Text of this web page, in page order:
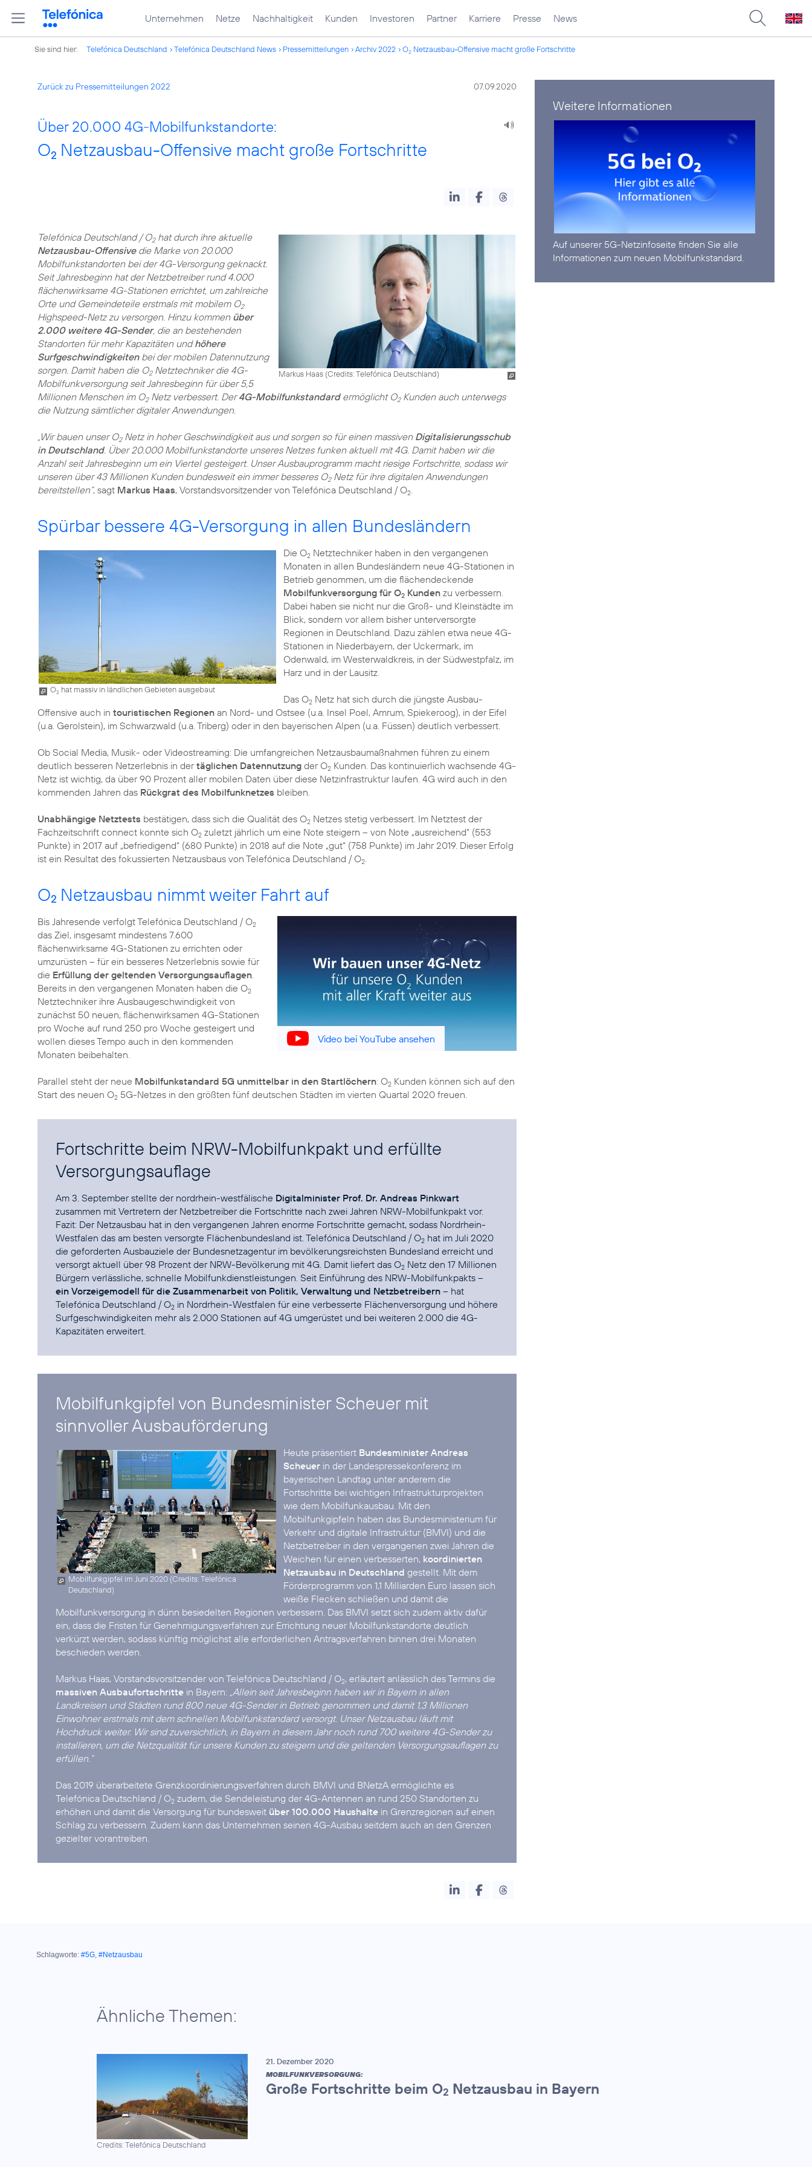
Unternehmen Netze Nachhaltigkeit Kunden Investoren Partner Karriere Presse News
Sie sind hier: Telefónica Deutschland Telefónica Deutschland News Pressemitteilungen Archiv 2022 O2 Netzausbau-Offensive macht große Fortschritte
Zurück zu Pressemitteilungen 2022 07.09.2020
Über 20.000 4G-Mobilfunkstandorte:
O2 Netzausbau-Offensive macht große Fortschritte
Markus Haas (Credits: Telefónica Deutschland)
Telefónica Deutschland / O2hat durch ihre aktuelle
Netzausbau-Offensivedie Marke von 20.000
Mobilfunkstandorten bei der 4G-Versorgung geknackt.
Seit Jahresbeginn hat der Netzbetreiber rund 4.000
flächenwirksame 4G-Stationen errichtet, um zahlreiche
Orte und Gemeindeteile erstmals mit mobilem O2
Highspeed-Netz zu versorgen. Hinzu kommen über
2.000 weitere 4G-Sender, die an bestehenden
Standorten für mehr Kapazitäten undhöhere
Surfgeschwindigkeitenbei der mobilen Datennutzung
sorgen. Damit haben die O2Netztechniker die 4G-
Mobilfunkversorgung seit Jahresbeginn für über 5,5
Millionen Menschen im O2Netz verbessert. Der4G-Mobilfunkstandardermöglicht O2Kunden auch unterwegs
die Nutzung sämtlicher digitaler Anwendungen.
„Wir bauen unser O2Netz in hoher Geschwindigkeit aus und sorgen so für einen massiven Digitalisierungsschub
in Deutschland. Über 20.000 Mobilfunkstandorte unseres Netzes funken aktuell mit 4G. Damit haben wir die
Anzahl seit Jahresbeginn um ein Viertel gesteigert. Unser Ausbauprogramm macht riesige Fortschritte, sodass wir
unseren über 43 Millionen Kunden bundesweit ein immer besseres O2Netz für ihre digitalen Anwendungen
bereitstellen“, sagt Markus Haas, Vorstandsvorsitzender von Telefónica Deutschland / O2.
Spürbar bessere 4G-Versorgung in allen Bundesländern
O2 hat massiv in ländlichen Gebieten ausgebaut
Die O2Netztechniker haben in den vergangenen
Monaten in allen Bundesländern neue 4G-Stationen in
Betrieb genommen, um die flächendeckende
Mobilfunkversorgung für O2Kundenzu verbessern.
Dabei haben sie nicht nur die Groß- und Kleinstädte im
Blick, sondern vor allem bisher unterversorgte
Regionen in Deutschland. Dazu zählen etwa neue 4G-
Stationen in Niederbayern, der Uckermark, im
Odenwald, im Westerwaldkreis, in der Südwestpfalz, im
Harz und in der Lausitz.
Das O2Netz hat sich durch die jüngste Ausbau-
Offensive auch in touristischen Regionen an Nord- und Ostsee (u.a. Insel Poel, Amrum, Spiekeroog), in der Eifel
(u.a. Gerolstein), im Schwarzwald (u.a. Triberg) oder in den bayerischen Alpen (u.a. Füssen) deutlich verbessert.
Ob Social Media, Musik- oder Videostreaming: Die umfangreichen Netzausbaumaßnahmen führen zu einem
deutlich besseren Netzerlebnis in dertäglichen Datennutzung der O2 Kunden. Das kontinuierlich wachsende 4G-
Netz ist wichtig, da über 90 Prozent aller mobilen Daten über diese Netzinfrastruktur laufen. 4G wird auch in den
kommenden Jahren das Rückgrat des Mobilfunknetzes bleiben.
Unabhängige Netztests bestätigen, dass sich die Qualität des O2 Netzes stetig verbessert. Im Netztest der
Fachzeitschrift connect konnte sich O2 zuletzt jährlich um eine Note steigern – von Note „ausreichend“ (553
Punkte) in 2017 auf „befriedigend“ (680 Punkte) in 2018 auf die Note „gut“ (758 Punkte) im Jahr 2019. Dieser Erfolg
ist ein Resultat des fokussierten Netzausbaus von Telefónica Deutschland / O2.
O2 Netzausbau nimmt weiter Fahrt auf
Video bei YouTube ansehen
Bis Jahresende verfolgt Telefónica Deutschland / O2
das Ziel, insgesamt mindestens 7.600
flächenwirksame 4G-Stationen zu errichten oder
umzurüsten – für ein besseres Netzerlebnis sowie für
die Erfüllung der geltenden Versorgungsauflagen.
Bereits in den vergangenen Monaten haben die O2
Netztechniker ihre Ausbaugeschwindigkeit von
zunächst 50 neuen, flächenwirksamen 4G-Stationen
pro Woche auf rund 250 pro Woche gesteigert und
wollen dieses Tempo auch in den kommenden
Monaten beibehalten.
Parallel steht der neue Mobilfunkstandard 5G unmittelbar in den Startlöchern: O2 Kunden können sich auf den
Start des neuen O2 5G-Netzes in den größten fünf deutschen Städten im vierten Quartal 2020 freuen.
Fortschritte beim NRW-Mobilfunkpakt und erfüllte
Versorgungsauflage
Am 3. September stellte der nordrhein-westfälische Digitalminister Prof. Dr. Andreas Pinkwart
zusammen mit Vertretern der Netzbetreiber die Fortschritte nach zwei Jahren NRW-Mobilfunkpakt vor.
Fazit: Der Netzausbau hat in den vergangenen Jahren enorme Fortschritte gemacht, sodass Nordrhein-
Westfalen das am besten versorgte Flächenbundesland ist. Telefónica Deutschland / O2 hat im Juli 2020
die geforderten Ausbauziele der Bundesnetzagentur im bevölkerungsreichsten Bundesland erreicht und
versorgt aktuell über 98 Prozent der NRW-Bevölkerung mit 4G. Damit liefert das O2 Netz den 17 Millionen
Bürgern verlässliche, schnelle Mobilfunkdienstleistungen. Seit Einführung des NRW-Mobilfunkpakts –
ein Vorzeigemodell für die Zusammenarbeit von Politik, Verwaltung und Netzbetreibern – hat
Telefónica Deutschland / O2 in Nordrhein-Westfalen für eine verbesserte Flächenversorgung und höhere
Surfgeschwindigkeiten mehr als 2.000 Stationen auf 4G umgerüstet und bei weiteren 2.000 die 4G-
Mobilfunkgipfel von Bundesminister Scheuer mit
sinnvoller Ausbauförderung
Mobilfunkgipfel im Juni 2020 (Credits: Telefónica
Deutschland)
Heute präsentiert Bundesminister Andreas
Scheuerin der Landespressekonferenz im
bayerischen Landtag unter anderem die
Fortschritte bei wichtigen Infrastrukturprojekten
wie dem Mobilfunkausbau. Mit den
Mobilfunkgipfeln haben das Bundesministerium für
Verkehr und digitale Infrastruktur (BMVI) und die
Netzbetreiber in den vergangenen zwei Jahren die
Weichen für einen verbesserten, koordinierten
Netzausbau in Deutschland gestellt. Mit dem
Förderprogramm von 1,1 Milliarden Euro lassen sich
weiße Flecken schließen und damit die
Mobilfunkversorgung in dünn besiedelten Regionen verbessern. Das BMVI setzt sich zudem aktiv dafür
ein, dass die Fristen für Genehmigungsverfahren zur Errichtung neuer Mobilfunkstandorte deutlich
verkürzt werden, sodass künftig möglichst alle erforderlichen Antragsverfahren binnen drei Monaten
beschieden werden.
Markus Haas, Vorstandsvorsitzender von Telefónica Deutschland / O2, erläutert anlässlich des Termins die
massiven Ausbaufortschritte in Bayern: „Allein seit Jahresbeginn haben wir in Bayern in allen
Landkreisen und Städten rund 800 neue 4G-Sender in Betrieb genommen und damit 1,3 Millionen
Einwohner erstmals mit dem schnellen Mobilfunkstandard versorgt. Unser Netzausbau läuft mit
Hochdruck weiter. Wir sind zuversichtlich, in Bayern in diesem Jahr noch rund 700 weitere 4G-Sender zu
installieren, um die Netzqualität für unsere Kunden zu steigern und die geltenden Versorgungsauflagen zu
erfüllen.“
Das 2019 überarbeitete Grenzkoordinierungsverfahren durch BMVI und BNetzA ermöglichte es
Telefónica Deutschland / O2 zudem, die Sendeleistung der 4G-Antennen an rund 250 Standorten zu
erhöhen und damit die Versorgung für bundesweit über 100.000 Haushalte in Grenzregionen auf einen
Schlag zu verbessern. Zudem kann das Unternehmen seinen 4G-Ausbau seitdem auch an den Grenzen
gezielter vorantreiben.
Weitere Informationen
Auf unserer 5G-Netzinfoseite finden Sie alle
Informationen zum neuen Mobilfunkstandard.
Schlagworte: #5G, #Netzausbau
Ähnliche Themen:
Credits: Telefónica Deutschland
21. Dezember 2020
MOBILFUNKVERSORGUNG:
Große Fortschritte beim O2 Netzausbau in Bayern